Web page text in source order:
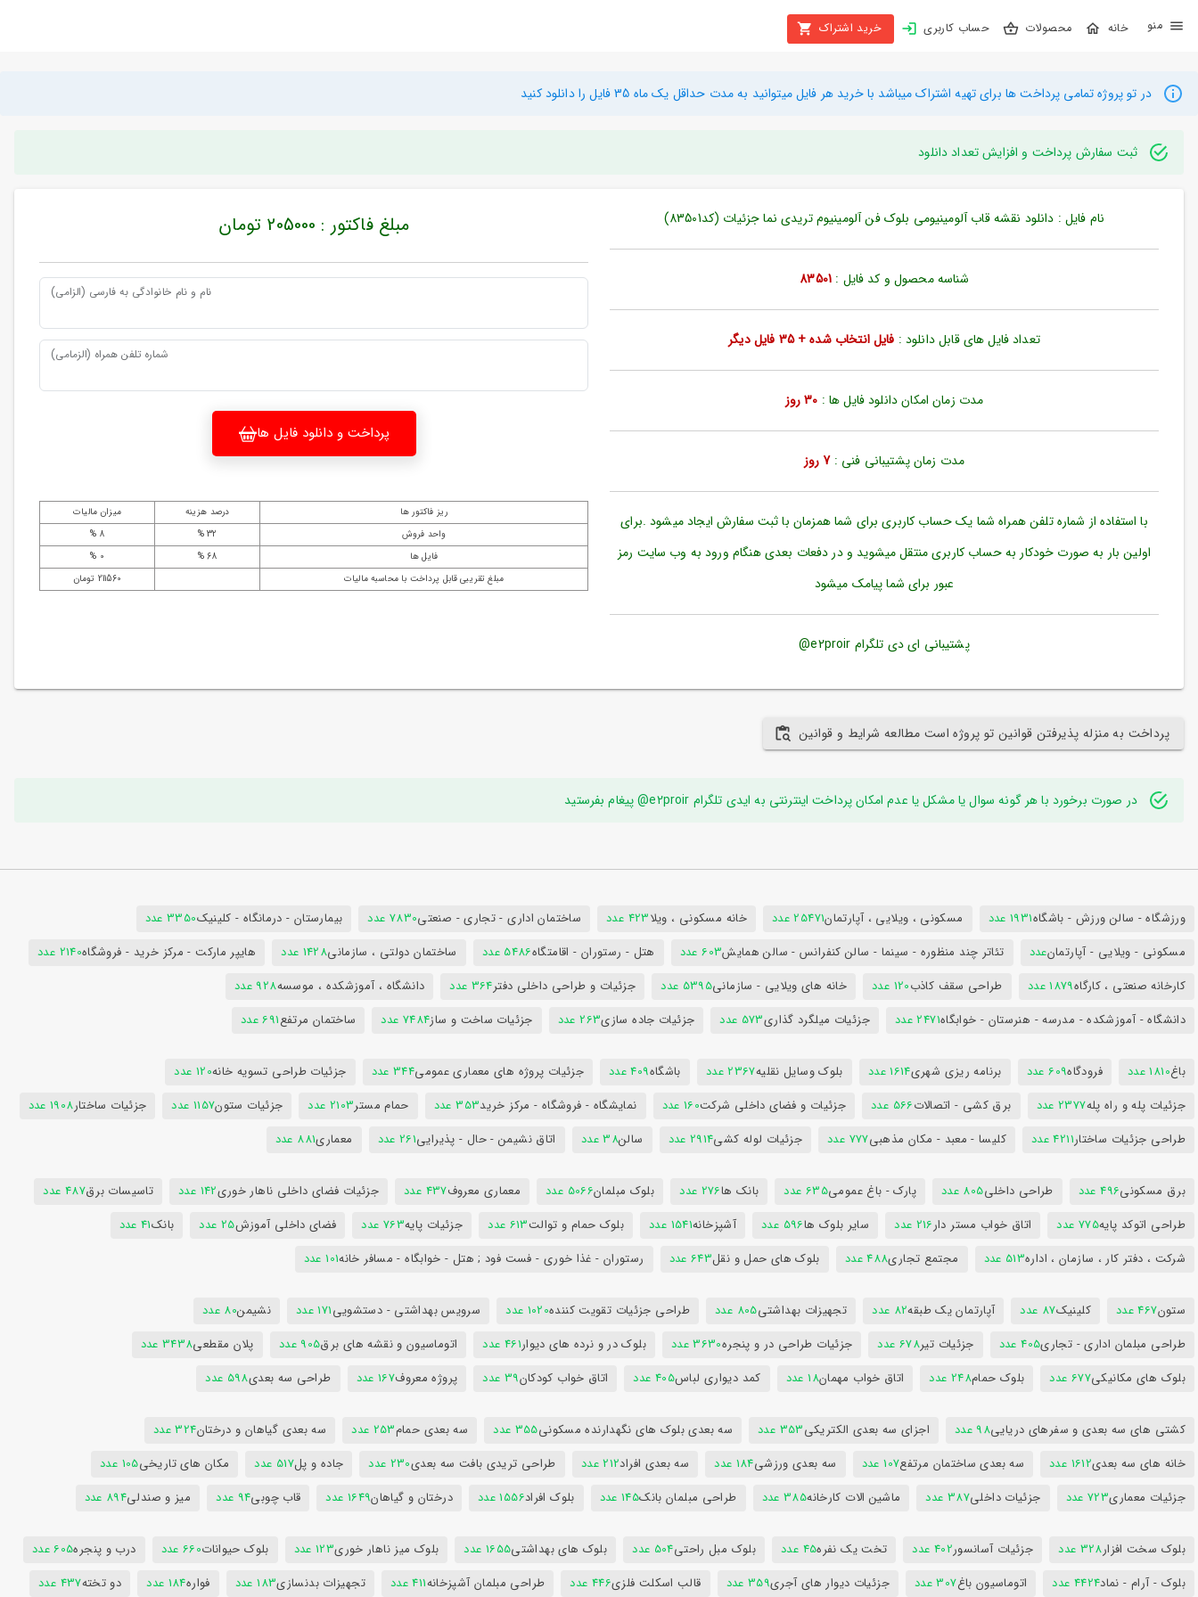
محصولات حساب کاربری خرید اشتراک
بستن
محصولات
اشتراک
کاربری
ثبت
بازیابی
رمز
علاقه
در تو پروژه تمامی پرداخت ها برای تهیه اشتراک میباشد با خرید هر فایل میتوانید به مدت حداقل یک ماه 35 فایل را دانلود کنید
ثبت سفارش پرداخت و افزایش تعداد دانلود
نام فایل : دانلود نقشه قاب آلومینیومی بلوک فن آلومینیوم تریدی نما جزئیات (کد83501)
شناسه محصول و کد فایل : 83501
تعداد فایل های قابل دانلود : فایل انتخاب شده + 35 فایل دیگر
مدت زمان امکان دانلود فایل ها : 30 روز
مدت زمان پشتیبانی فنی :7 روز
با استفاده از شماره تلفن همراه شما یک حساب کاربری برای شما همزمان با ثبت سفارش ایجاد میشود .برای
اولین بار به صورت خودکار به حساب کاربری منتقل میشوید و در دفعات بعدی هنگام ورود به وب سایت رمز
عبور برای شما پیامک میشود
پشتیبانی ای دی تلگرام e2proir@
مبلغ فاکتور : 205000 تومان
نام و نام خانوادگی به فارسی (الزامی)
شماره تلفن همراه (الزمامی)
پرداخت و دانلود فایل ها
ریز فاکتور ها درصد هزینه
میزان مالیات
واحد فروش
32 %
8 %
فایل ها
68 %
0 %
مبلغ تقریبی قابل پرداخت با محاسبه مالیات
211560 تومان
پرداخت به منزله پذیرفتن قوانین تو پروژه است مطالعه شرایط و قوانین
در صورت برخورد با هر گونه سوال یا مشکل یا عدم امکان پرداخت اینترنتی به ایدی تلگرام e2proir@ پیغام بفرستید
ورزشگاه - سالن ورزش - باشگاه1931 عدد مسکونی ، ویلایی ، آپارتمان25471 عدد خانه مسکونی ، ویلا423 عدد ساختمان اداری - تجاری - صنعتی7830 عدد بیمارستان - درمانگاه - کلینیک3350 عدد
مسکونی - ویلایی - آپارتمانعدد تئاتر چند منظوره - سینما - سالن کنفرانس - سالن همایش603 عدد هتل - رستوران - اقامتگاه5486 عدد ساختمان دولتی ، سازمانی1428 عدد هایپر مارکت - مرکز خرید - فروشگاه2140 عدد
کارخانه صنعتی ، کارگاه1879 عدد طراحی سقف کاذب120 عدد خانه های ویلایی - سازمانی5395 عدد جزئیات و طراحی داخلی دفتر364 عدد دانشگاه ، آموزشکده ، موسسه928 عدد
دانشگاه - آموزشکده - مدرسه - هنرستان - خوابگاه2471 عدد جزئیات میلگرد گذاری573 عدد جزئیات جاده سازی263 عدد جزئیات ساخت و ساز7484 عدد ساختمان مرتفع691 عدد
باغ1810 عدد فرودگاه609 عدد برنامه ریزی شهری1614 عدد بلوک وسایل نقلیه2367 عدد باشگاه409 عدد جزئیات پروژه های معماری عمومی344 عدد جزئیات طراحی تسویه خانه120 عدد
جزئیات پله و راه پله2377 عدد برق کشی - اتصالات566 عدد جزئیات و فضای داخلی شرکت160 عدد نمایشگاه - فروشگاه - مرکز خرید353 عدد حمام مستر2103 عدد جزئیات ستون1157 عدد جزئیات ساختار1908 عدد
طراحی جزئیات ساختار4211 عدد کلیسا - معبد - مکان مذهبی777 عدد جزئیات لوله کشی2914 عدد سالن38 عدد اتاق نشیمن - حال - پذیرایی261 عدد معماری881 عدد
برق مسکونی496 عدد طراحی داخلی805 عدد پارک - باغ عمومی635 عدد بانک ها276 عدد بلوک مبلمان5066 عدد معماری معروف437 عدد جزئیات فضای داخلی ناهار خوری142 عدد تاسیسات برق487 عدد
طراحی اتوکد پایه775 عدد اتاق خواب مستر دار216 عدد سایر بلوک ها596 عدد آشپزخانه1541 عدد بلوک حمام و توالت613 عدد جزئیات پایه763 عدد فضای داخلی آموزش25 عدد بانک41 عدد
شرکت ، دفتر کار ، سازمان ، اداره513 عدد مجتمع تجاری488 عدد بلوک های حمل و نقل643 عدد رستوران - غذا خوری - فست فود ; هتل - خوابگاه - مسافر خانه101 عدد
ستون467 عدد کلینیک87 عدد آپارتمان یک طبقه82 عدد تجهیزات بهداشتی805 عدد طراحی جزئیات تقویت کننده1020 عدد سرویس بهداشتی - دستشویی171 عدد نشیمن80 عدد
طراحی مبلمان اداری - تجاری405 عدد جزئیات تیر678 عدد جزئیات طراحی در و پنجره3630 عدد بلوک در و نرده های دیوار461 عدد اتوماسیون و نقشه های برق905 عدد پلان مقطعی3438 عدد
بلوک های مکانیکی677 عدد بلوک حمام248 عدد اتاق خواب مهمان18 عدد کمد دیواری لباس405 عدد اتاق خواب کودکان39 عدد پروژه معروف167 عدد طراحی سه بعدی598 عدد
کشتی های سه بعدی و سفرهای دریایی98 عدد اجزای سه بعدی الکتریکی353 عدد سه بعدی بلوک های نگهدارنده مسکونی355 عدد سه بعدی حمام253 عدد سه بعدی گیاهان و درختان324 عدد
خانه های سه بعدی1612 عدد سه بعدی ساختمان مرتفع107 عدد سه بعدی ورزشی184 عدد سه بعدی افراد212 عدد طراحی تریدی بافت سه بعدی230 عدد جاده و پل517 عدد مکان های تاریخی105 عدد
جزئیات معماری723 عدد جزئیات داخلی387 عدد ماشین الات کارخانه385 عدد طراحی مبلمان بانک145 عدد بلوک افراد1556 عدد درختان و گیاهان1649 عدد قاب چوبی94 عدد میز و صندلی894 عدد
بلوک سخت افزار328 عدد جزئیات آسانسور402 عدد تخت یک نفره45 عدد بلوک مبل راحتی504 عدد بلوک های بهداشتی1655 عدد بلوک میز ناهار خوری123 عدد بلوک حیوانات660 عدد درب و پنجره605 عدد
بلوک - آرام - نماد4424 عدد اتوماسیون باغ307 عدد جزئیات دیوار های آجری359 عدد قالب اسکلت فلزی446 عدد طراحی مبلمان آشپزخانه411 عدد تجهیزات بدنسازی183 عدد فواره184 عدد دو تخته437 عدد